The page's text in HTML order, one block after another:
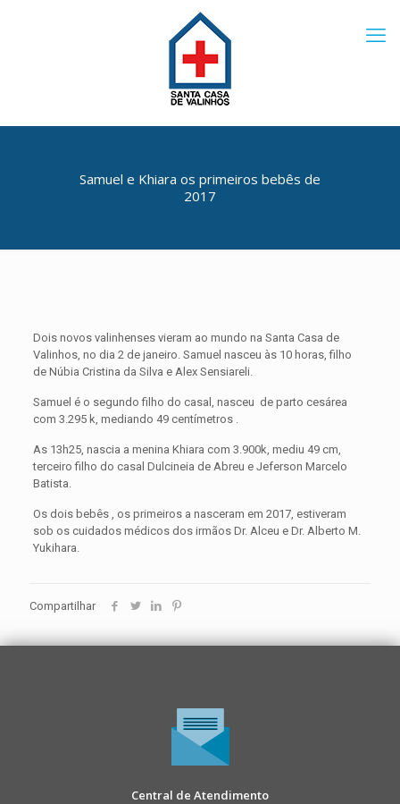
Samuel e Khiara os primeiros bebês de
2017
Dois novos valinhenses vieram ao mundo na Santa Casa de
Valinhos, no dia 2 de janeiro. Samuel nasceu às 10 horas, filho
de Núbia Cristina da Silva e Alex Sensiareli.
Samuel é o segundo filho do casal, nasceu de parto cesárea
com 3.295 k, mediando 49 centímetros .
As 13h25, nascia a menina Khiara com 3.900k, mediu 49 cm,
terceiro filho do casal Dulcineia de Abreu e Jeferson Marcelo
Batista.
Os dois bebês , os primeiros a nasceram em 2017, estiveram
sob os cuidados médicos dos irmãos Dr. Alceu e Dr. Alberto M.
Yukihara.
Compartilhar
Central de Atendimento